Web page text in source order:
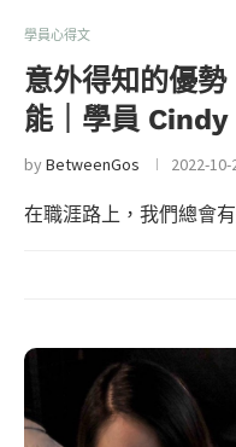
學員心得文
意外得知的優
能｜學員 Cindy
byBetweenGos 2022-10-
在職涯路上，我們總會